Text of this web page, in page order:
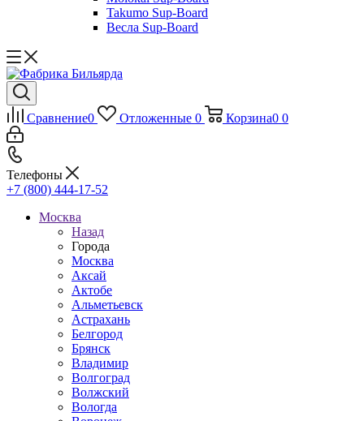
Takumo Sup-Board
Весла Sup-Board
Сравнение0 Отложенные 0 Корзина0 0
Телефоны
+7 (800) 444-17-52
Москва
Назад
Города
Москва
Аксай
Актобе
Альметьевск
Астрахань
Белгород
Брянск
Владимир
Волгоград
Волжский
Вологда